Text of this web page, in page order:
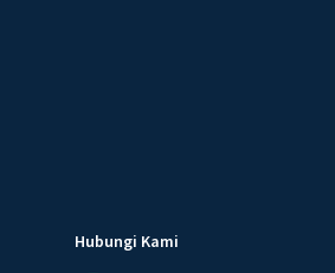
Hubungi Kami